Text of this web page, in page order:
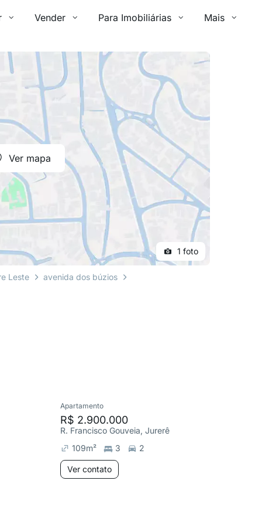
Vender Para Imobiliárias Mais
Ver mapa
1 foto
Leste
avenida dos búzios
Apartamento
R$ 2.900.000
R. Francisco Gouveia, Jurerê
109m² 3 2
Ver contato